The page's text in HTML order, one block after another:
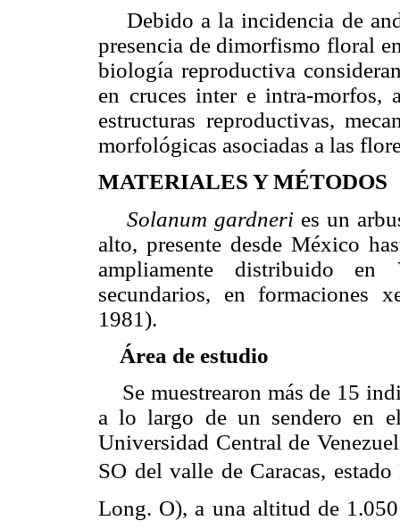
Debido a la incidencia de
presencia de dimorfismo floral
biología reproductiva
en cruces inter e intra-morfos,
estructuras reproductivas,
morfológicas asociadas a las
MATERIALES Y MÉTODOS
Solanum gardneri es un
alto, presente desde México
ampliamente distribuido en
secundarios, en formaciones
1981).
Área de estudio
Se muestrearon más de 15
a lo largo de un sendero en
Universidad Central de
SO del valle de Caracas, estado
Long. O), a una altitud de